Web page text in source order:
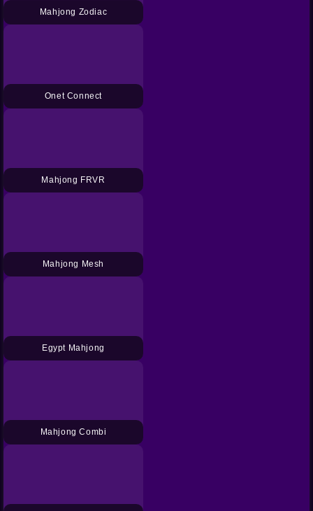
Mahjong Zodiac
Onet Connect
Mahjong FRVR
Mahjong Mesh
Egypt Mahjong
Mahjong Combi